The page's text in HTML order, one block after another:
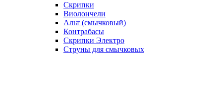
Скрипки
Виолончели
Альт (смычковый)
Контрабасы
Скрипки Электро
Струны для смычковых